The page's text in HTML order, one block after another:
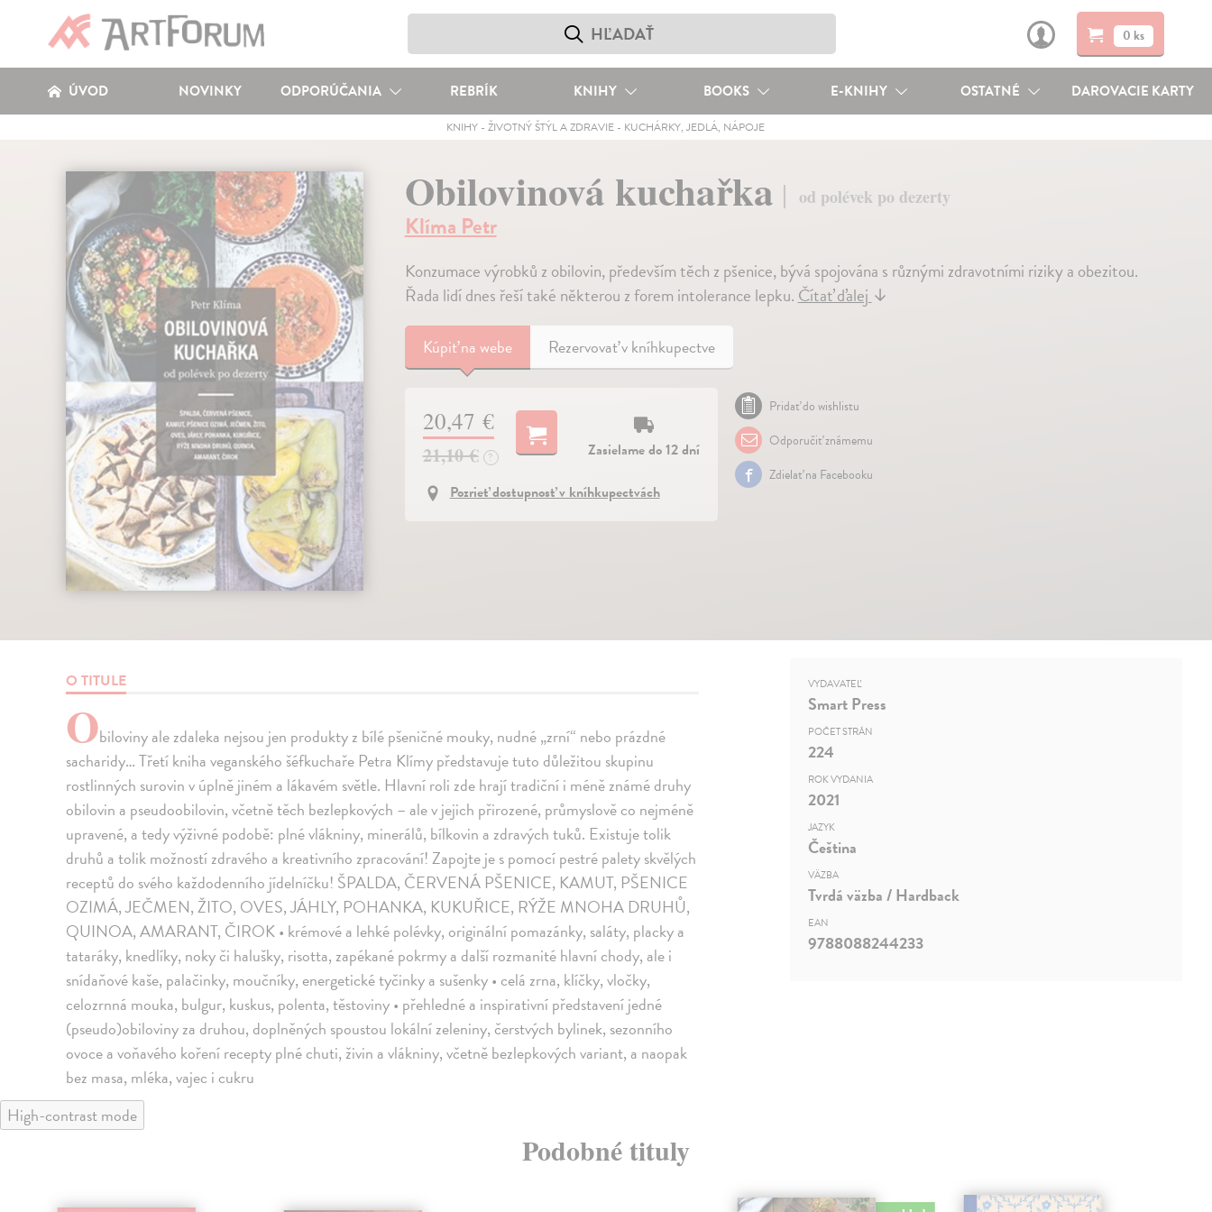
0 ks
ÚVOD NOVINKY ODPORÚČANIA REBRÍK KNIHY BOOKS E-KNIHY OSTATNÉ DAROVACIE KARTY
KNIHY -ŽIVOTNÝ ŠTÝL A ZDRAVIE - KUCHÁRKY, JEDLÁ, NÁPOJE
Obilovinová kuchařka od polévek po dezerty
Klíma Petr
Konzumace výrobků z obilovin, především těch z pšenice, bývá spojována s různými zdravotními riziky a obezitou.
Řada lidí dnes řeší také některou z forem intolerance lepku.Čítať ďalej↓
Kúpiťna webe Rezervovať v kníhkupectve
20,47 €
21,10 € ?
Zasielame do 12 dní
Pozrieť dostupnosť v kníhkupectvách
Pridať do wishlistu
Odporučiť známemu
Zdielať na Facebooku
O TITULE
Obiloviny ale zdaleka nejsou jen produkty z bílé pšeničné mouky, nudné „zrní“ nebo prázdné
sacharidy… Třetí kniha veganského šéfkuchaře Petra Klímy představuje tuto důležitou skupinu
rostlinných surovin v úplně jiném a lákavém světle. Hlavní roli zde hrají tradiční i méně známé druhy
obilovin a pseudoobilovin, včetně těch bezlepkových – ale v jejich přirozené, průmyslově co nejméně
upravené, a tedy výživné podobě: plné vlákniny, minerálů, bílkovin a zdravých tuků. Existuje tolik
druhů a tolik možností zdravého a kreativního zpracování! Zapojte je s pomocí pestré palety skvělých
receptů do svého každodenního jídelníčku! ŠPALDA, ČERVENÁ PŠENICE, KAMUT, PŠENICE
OZIMÁ, JEČMEN, ŽITO, OVES, JÁHLY, POHANKA, KUKUŘICE, RÝŽE MNOHA DRUHŮ,
QUINOA, AMARANT, ČIROK • krémové a lehké polévky, originální pomazánky, saláty, placky a
tataráky, knedlíky, noky či halušky, risotta, zapékané pokrmy a další rozmanité hlavní chody, ale i
snídaňové kaše, palačinky, moučníky, energetické tyčinky a sušenky • celá zrna, klíčky, vločky,
celozrnná mouka, bulgur, kuskus, polenta, těstoviny • přehledné a inspirativní představení jedné
(pseudo)obiloviny za druhou, doplněných spoustou lokální zeleniny, čerstvých bylinek, sezonního
ovoce a voňavého koření recepty plné chuti, živin a vlákniny, včetně bezlepkových variant, a naopak
bez masa, mléka, vajec i cukru
VYDAVATEĽ
Smart Press
POČET STRÁN
224
ROK VYDANIA
2021
JAZYK
Čeština
VÄZBA
Tvrdá väzba / Hardback
EAN
9788088244233
High-contrast mode
Podobné tituly